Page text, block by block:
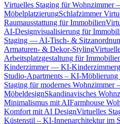
Virtuelles Staging für
MöbelplatzierungSchlafzimmer
Raumausstattung für Immobilien
AI-Designvisualisierung für
Staging — AI-Tisch- &
Armaturen- & Dekor-Styling
Arbeitsplatzgestaltung für
Kinderzimmer — KI-
Studio-Apartments – KI-Möblierung
Staging für modernes Wohnzimmer
MöbeldesignSkandinavisches
Minimalismus mit AIFarmhouse
Komfort mit AI DesignVirtuelles
Küstenstil – KI-Innenarchitektur im